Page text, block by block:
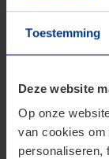
Toestemming
Deze website
Op onze
van cookies om
personaliseren,